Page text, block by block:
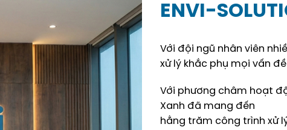
ENVI-
Với đội ngũ nhân viên
xử lý khắc phụ mọi vấn
Với phương châm hoạt
Xanh đã mang đến
hằng trăm công trình xử